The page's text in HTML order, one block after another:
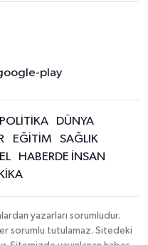
POLİTİKA
DÜNYA
EĞİTİM
SAĞLIK
HABERDE İNSAN
yazarları sorumludur.
sorumlu tutulamaz. Sitedeki